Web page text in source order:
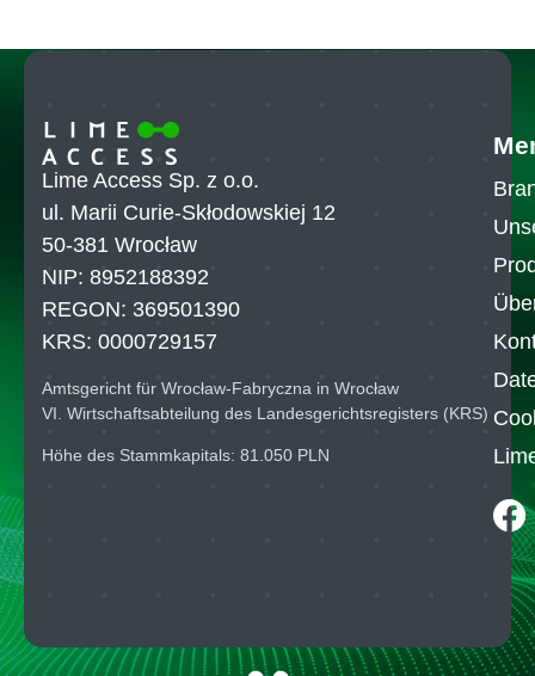
Lime Access Sp. z o.o.
ul. Marii Curie-Skłodowskiej 12
50-381 Wrocław
NIP: 8952188392
REGON: 369501390
KRS: 0000729157
Amtsgericht für Wrocław-Fabryczna in Wrocław
VI. Wirtschaftsabteilung des Landesgerichtsregisters (KRS)
Höhe des Stammkapitals: 81.050 PLN